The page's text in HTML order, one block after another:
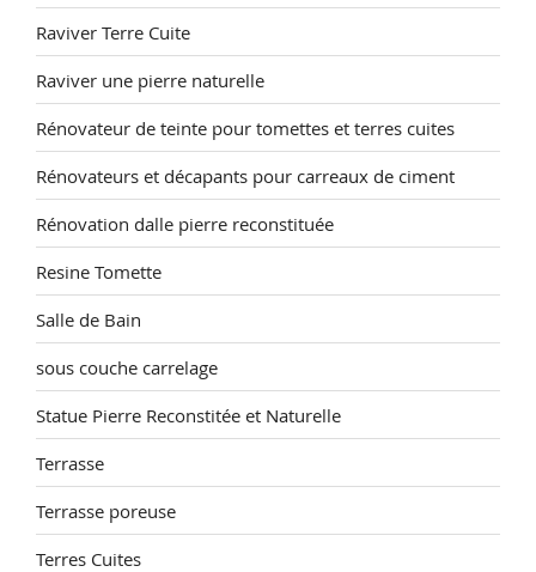
Raviver Terre Cuite
Raviver une pierre naturelle
Rénovateur de teinte pour tomettes et terres cuites
Rénovateurs et décapants pour carreaux de ciment
Rénovation dalle pierre reconstituée
Resine Tomette
Salle de Bain
sous couche carrelage
Statue Pierre Reconstitée et Naturelle
Terrasse
Terrasse poreuse
Terres Cuites